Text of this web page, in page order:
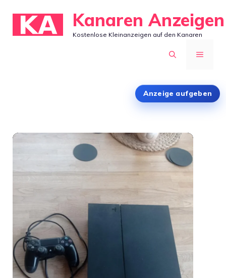
Inhalt
springen
Kanaren Anzeigen
Kostenlose Kleinanzeigen auf den Kanaren
MENÜ
Anzeige aufgeben